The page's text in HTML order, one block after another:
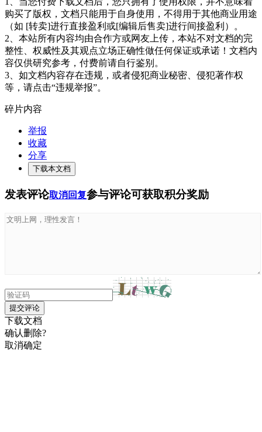
购买了版权，文档只能用于自身使用，不得用于其他商业用途
（如 [转卖]进行直接盈利或[编辑后售卖]进行间接盈利）。
2、本站所有内容均由合作方或网友上传，本站不对文档的完
整性、权威性及其观点立场正确性做任何保证或承诺！文档内
容仅供研究参考，付费前请自行鉴别。
3、如文档内容存在违规，或者侵犯商业秘密、侵犯著作权
等，请点击“违规举报”。
碎片内容
举报
收藏
分享
下载本文档
发表评论取消回复参与评论可获取积分奖励
提交评论
下载文档
确认删除?
取消确定